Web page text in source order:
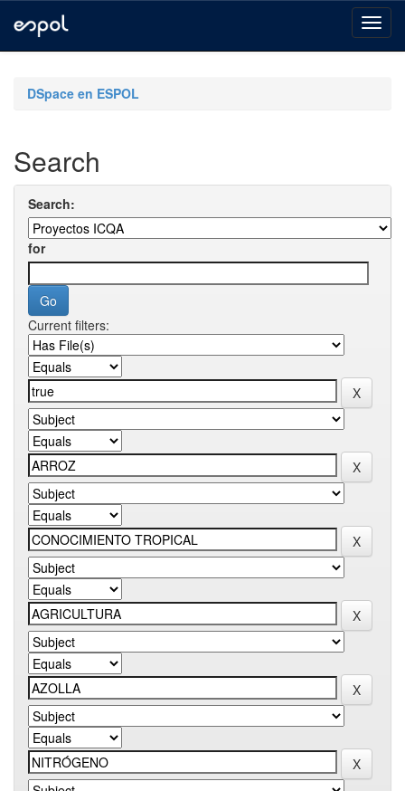
navigationDSpace en ESPOL
Search
Search:
for
Current filters: